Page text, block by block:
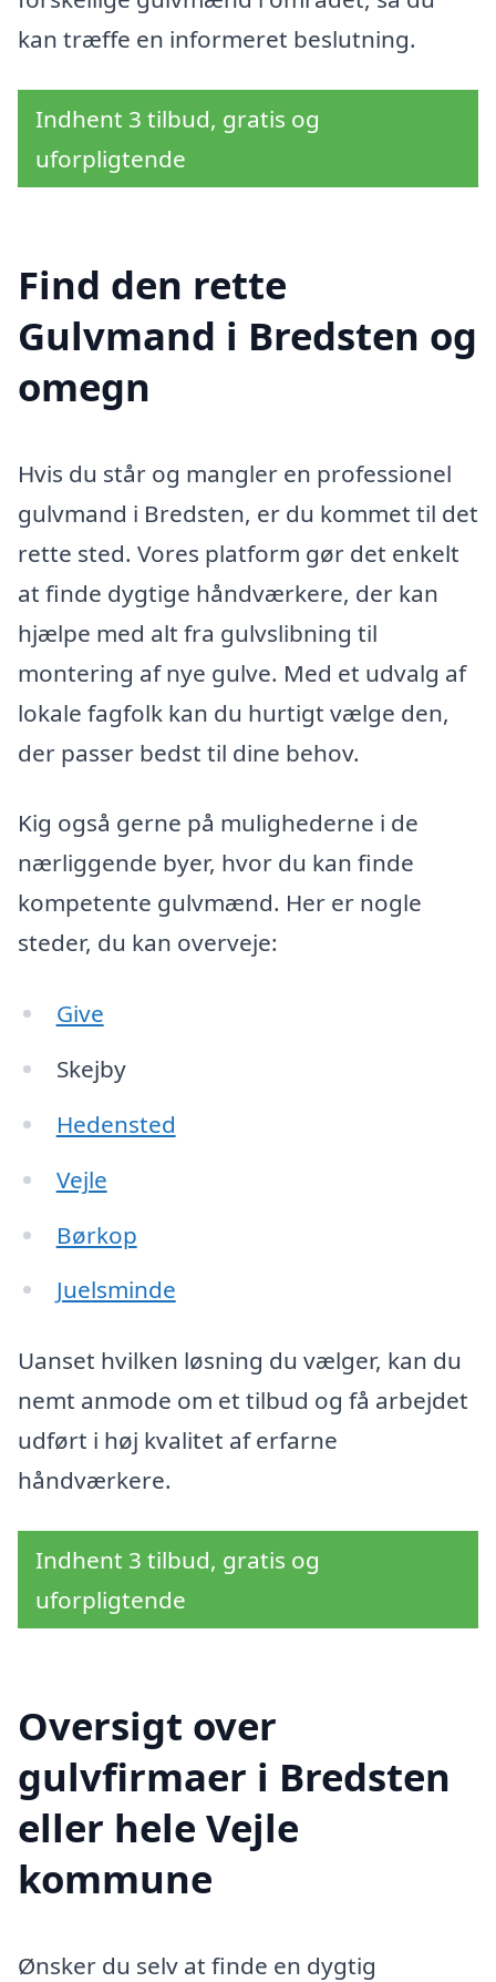
kan træffe en informeret beslutning.
Indhent 3 tilbud, gratis og
uforpligtende
Find den rette
Gulvmand i Bredsten og
omegn
Hvis du står og mangler en professionel
gulvmand i Bredsten, er du kommet til det
rette sted. Vores platform gør det enkelt
at finde dygtige håndværkere, der kan
hjælpe med alt fra gulvslibning til
montering af nye gulve. Med et udvalg af
lokale fagfolk kan du hurtigt vælge den,
der passer bedst til dine behov.
Kig også gerne på mulighederne i de
nærliggende byer, hvor du kan finde
kompetente gulvmænd. Her er nogle
steder, du kan overveje:
Give
Skejby
Hedensted
Vejle
Børkop
Juelsminde
Uanset hvilken løsning du vælger, kan du
nemt anmode om et tilbud og få arbejdet
udført i høj kvalitet af erfarne
håndværkere.
Indhent 3 tilbud, gratis og
uforpligtende
Oversigt over
gulvfirmaer i Bredsten
eller hele Vejle
kommune
Ønsker du selv at finde en dygtig